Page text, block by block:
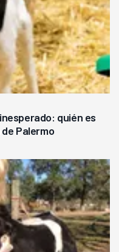
quién es
Palermo